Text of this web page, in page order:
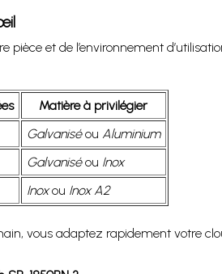
pièce et de l’environnement
Matière à privilégier
Galvaniséou Aluminium
Galvaniséou Inox
Inoxou Inox A2
vous adaptez rapidement votre